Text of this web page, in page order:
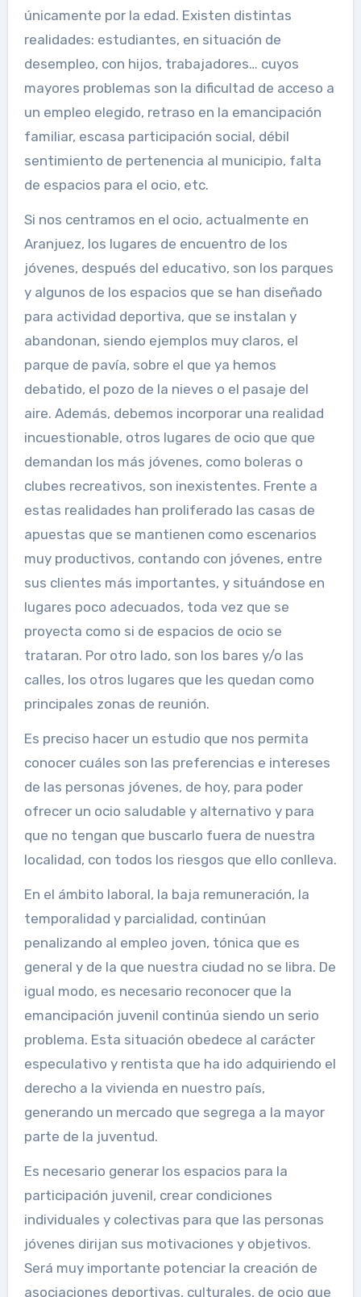
únicamente por la edad. Existen distintas
realidades: estudiantes, en situación de
desempleo, con hijos, trabajadores… cuyos
mayores problemas son la dificultad de acceso a
un empleo elegido, retraso en la emancipación
familiar, escasa participación social, débil
sentimiento de pertenencia al municipio, falta
de espacios para el ocio, etc.
Si nos centramos en el ocio, actualmente en
Aranjuez, los lugares de encuentro de los
jóvenes, después del educativo, son los parques
y algunos de los espacios que se han diseñado
para actividad deportiva, que se instalan y
abandonan, siendo ejemplos muy claros, el
parque de pavía, sobre el que ya hemos
debatido, el pozo de la nieves o el pasaje del
aire. Además, debemos incorporar una realidad
incuestionable, otros lugares de ocio que que
demandan los más jóvenes, como boleras o
clubes recreativos, son inexistentes. Frente a
estas realidades han proliferado las casas de
apuestas que se mantienen como escenarios
muy productivos, contando con jóvenes, entre
sus clientes más importantes, y situándose en
lugares poco adecuados, toda vez que se
proyecta como si de espacios de ocio se
trataran. Por otro lado, son los bares y/o las
calles, los otros lugares que les quedan como
principales zonas de reunión.
Es preciso hacer un estudio que nos permita
conocer cuáles son las preferencias e intereses
de las personas jóvenes, de hoy, para poder
ofrecer un ocio saludable y alternativo y para
que no tengan que buscarlo fuera de nuestra
localidad, con todos los riesgos que ello conlleva.
En el ámbito laboral, la baja remuneración, la
temporalidad y parcialidad, continúan
penalizando al empleo joven, tónica que es
general y de la que nuestra ciudad no se libra. De
igual modo, es necesario reconocer que la
emancipación juvenil continúa siendo un serio
problema. Esta situación obedece al carácter
especulativo y rentista que ha ido adquiriendo el
derecho a la vivienda en nuestro país,
generando un mercado que segrega a la mayor
parte de la juventud.
Es necesario generar los espacios para la
participación juvenil, crear condiciones
individuales y colectivas para que las personas
jóvenes dirijan sus motivaciones y objetivos.
Será muy importante potenciar la creación de
asociaciones deportivas, culturales, de ocio que